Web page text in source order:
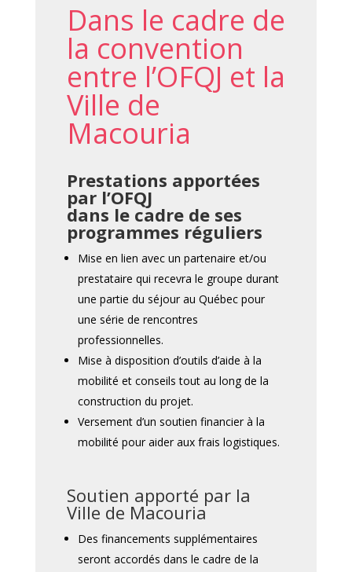
Dans le cadre de
la convention
entre l’OFQJ et la
Ville de
Macouria
Prestations apportées
par l’OFQJ
dans le cadre de ses
programmes réguliers
Mise en lien avec un partenaire et/ou
prestataire qui recevra le groupe durant
une partie du séjour au Québec pour
une série de rencontres
professionnelles.
Mise à disposition d’outils d’aide à la
mobilité et conseils tout au long de la
construction du projet.
Versement d’un soutien financier à la
mobilité pour aider aux frais logistiques.
Soutien apporté par la
Ville de Macouria
Des financements supplémentaires
seront accordés dans le cadre de la